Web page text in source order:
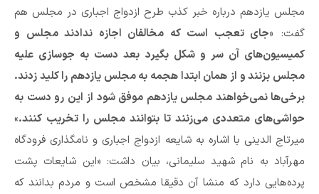
مجلس یازدهم درباره خبر کذب طرح ازدواج اجباری در مجلس هم
گفت: «جای تعجب است که مخالفان اجازه ندادند مجلس و
کمیسیون‌های آن سر و شکل بگیرد بعد دست به جوسازی علیه
مجلس بزنند و از همان ابتدا هجمه به مجلس یازدهم را کلید زدند.
برخی‌ها نمی‌خواهند مجلس یازدهم موفق شود از این رو دست به
حواشی‌های متعددی می‌زنند تا بتوانند مجلس را تخریب کنند.»
میرتاج الدینی با اشاره به شایعه ازدواج اجباری و نامگذاری فرودگاه
مهرآباد به نام شهید سلیمانی، بیان داشت: «این شایعات پشت
پرده‌هایی دارد که منشا آن دقیقا مشخص است و مردم بدانند که